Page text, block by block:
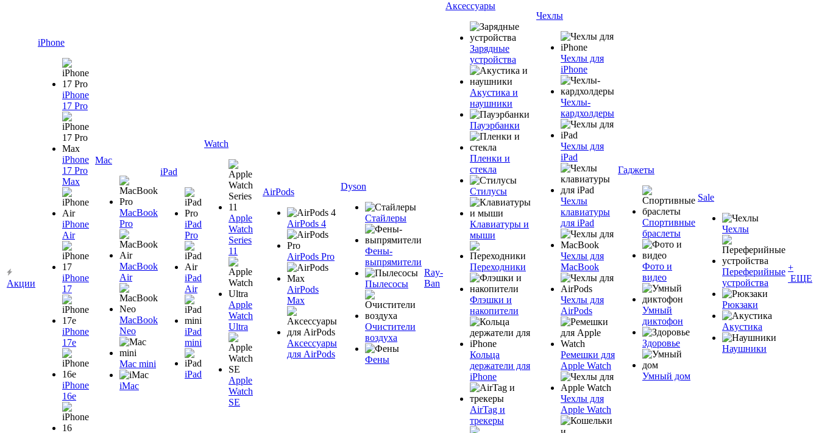
Акции
iPhone
iPhone
17 Pro
iPhone
17 Pro
Max
iPhone
Air
iPhone
17
iPhone
17e
iPhone
16e
Mac
MacBook
Pro
MacBook
Air
MacBook
Neo
Mac mini
iMac
iPad
iPad
Pro
iPad
Air
iPad
mini
iPad
Watch
Apple
Watch
Series
11
Apple
Watch
Ultra
Apple
Watch
SE
AirPods
AirPods 4
AirPods Pro
AirPods
Max
Аксессуары
для AirPods
Dyson
Стайлеры
Фены-
выпрямители
Пылесосы
Очистители
воздуха
Фены
Ray-
Ban
Аксессуары
Зарядные
устройства
Акустика и
наушники
Пауэрбанки
Пленки и
стекла
Стилусы
Клавиатуры и
мыши
Переходники
Флэшки и
накопители
Кольца
держатели для
iPhone
AirTag и
трекеры
Чехлы
Чехлы для
iPhone
Чехлы-
кардхолдеры
Чехлы для
iPad
Чехлы
клавиатуры
для iPad
Чехлы для
MacBook
Чехлы для
AirPods
Ремешки для
Apple Watch
Чехлы для
Apple Watch
Гаджеты
Спортивные
браслеты
Фото и
видео
Умный
диктофон
Здоровье
Умный дом
Sale
Чехлы
Переферийные
устройства
Рюкзаки
Акустика
Наушники
+
ЕЩЕ